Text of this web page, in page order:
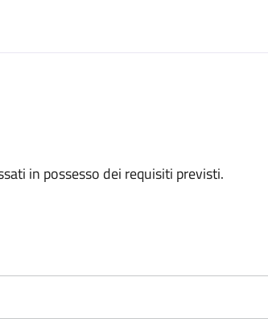
in possesso dei requisiti previsti.